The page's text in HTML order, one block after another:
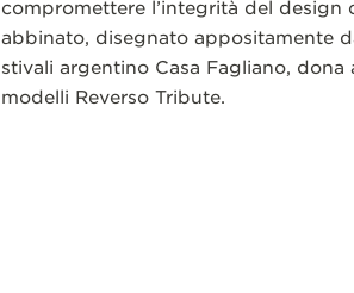
compromettere l’integrità del design
abbinato, disegnato appositamente
stivali argentino Casa Fagliano, dona
modelli Reverso Tribute.